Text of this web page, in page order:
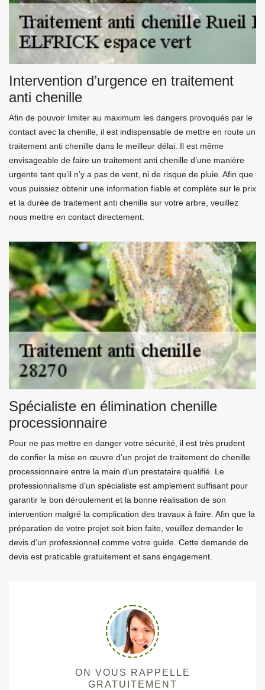
Intervention d’urgence en traitement
anti chenille
Afin de pouvoir limiter au maximum les dangers provoqués par le
contact avec la chenille, il est indispensable de mettre en route un
traitement anti chenille dans le meilleur délai. Il est même
envisageable de faire un traitement anti chenille d’une manière
urgente tant qu’il n’y a pas de vent, ni de risque de pluie. Afin que
vous puissiez obtenir une information fiable et complète sur le prix
et la durée de traitement anti chenille sur votre arbre, veuillez
nous mettre en contact directement.
Spécialiste en élimination chenille
processionnaire
Pour ne pas mettre en danger votre sécurité, il est très prudent
de confier la mise en œuvre d’un projet de traitement de chenille
processionnaire entre la main d’un prestataire qualifié. Le
professionnalisme d’un spécialiste est amplement suffisant pour
garantir le bon déroulement et la bonne réalisation de son
intervention malgré la complication des travaux à faire. Afin que la
préparation de votre projet soit bien faite, veuillez demander le
devis d’un professionnel comme votre guide. Cette demande de
devis est praticable gratuitement et sans engagement.
ON VOUS RAPPELLE
GRATUITEMENT